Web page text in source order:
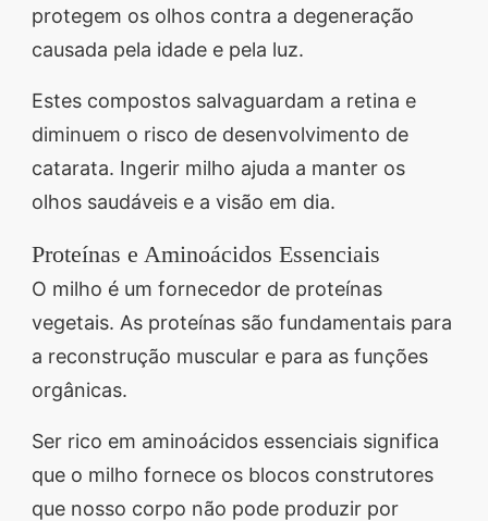
protegem os olhos contra a degeneração
causada pela idade e pela luz.
Estes compostos salvaguardam a retina e
diminuem o risco de desenvolvimento de
catarata. Ingerir milho ajuda a manter os
olhos saudáveis e a visão em dia.
Proteínas e Aminoácidos Essenciais
O milho é um fornecedor de proteínas
vegetais. As proteínas são fundamentais para
a reconstrução muscular e para as funções
orgânicas.
Ser rico em aminoácidos essenciais significa
que o milho fornece os blocos construtores
que nosso corpo não pode produzir por